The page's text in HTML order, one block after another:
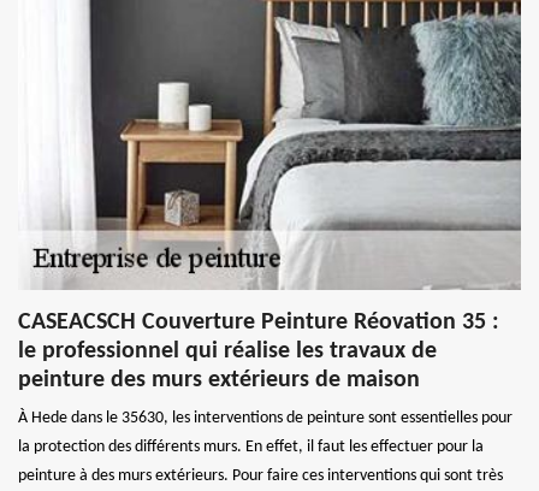
CASEACSCH Couverture Peinture Réovation 35 :
le professionnel qui réalise les travaux de
peinture des murs extérieurs de maison
À Hede dans le 35630, les interventions de peinture sont essentielles pour
la protection des différents murs. En effet, il faut les effectuer pour la
peinture à des murs extérieurs. Pour faire ces interventions qui sont très